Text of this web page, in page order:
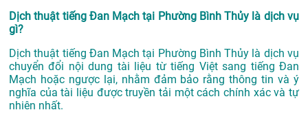
Dịch thuật tiếng Đan Mạch tại Phường Bình Thủy là dịch vụ
gì?
Dịch thuật tiếng Đan Mạch tại Phường Bình Thủy là dịch vụ
chuyển đổi nội dung tài liệu từ tiếng Việt sang tiếng Đan
Mạch hoặc ngược lại, nhằm đảm bảo rằng thông tin và ý
nghĩa của tài liệu được truyền tải một cách chính xác và tự
nhiên nhất.